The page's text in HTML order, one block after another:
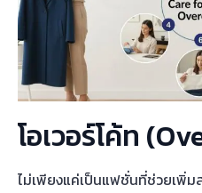
โอเวอร์โค้ท
ไม่เพียงแค่เป็นแฟชั่นที่ช่วยเพิ่